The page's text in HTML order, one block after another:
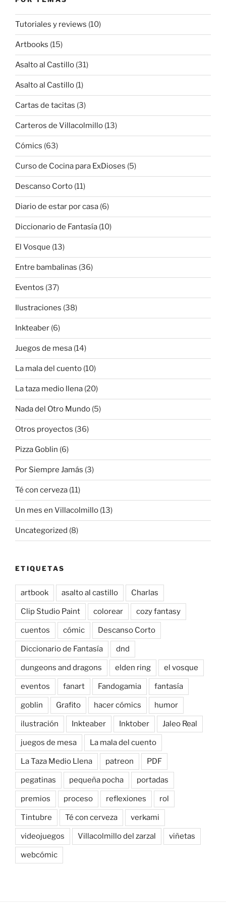
Tutoriales y reviews (10)
Artbooks (15)
Asalto al Castillo (31)
Asalto al Castillo (1)
Cartas de tacitas (3)
Carteros de Villacolmillo (13)
Cómics (63)
Curso de Cocina para ExDioses (5)
Descanso Corto (11)
Diario de estar por casa (6)
Diccionario de Fantasía (10)
El Vosque (13)
Entre bambalinas (36)
Eventos (37)
Ilustraciones (38)
Inkteaber (6)
Juegos de mesa (14)
La mala del cuento (10)
La taza medio llena (20)
Nada del Otro Mundo (5)
Otros proyectos (36)
Pizza Goblin (6)
Por Siempre Jamás (3)
Té con cerveza (11)
Un mes en Villacolmillo (13)
Uncategorized (8)
ETIQUETAS
artbook asalto al castillo Charlas
Clip Studio Paint colorear cozy fantasy
cuentos cómic Descanso Corto
Diccionario de Fantasía dnd
dungeons and dragons elden ring el vosque
eventos fanart Fandogamia fantasía
goblin Grafito hacer cómics humor
ilustración Inkteaber Inktober Jaleo Real
juegos de mesa La mala del cuento
La Taza Medio Llena patreon PDF
pegatinas pequeña pocha portadas
premios proceso reflexiones rol
Tintubre Té con cerveza verkami
videojuegos Villacolmillo del zarzal viñetas
webcómic